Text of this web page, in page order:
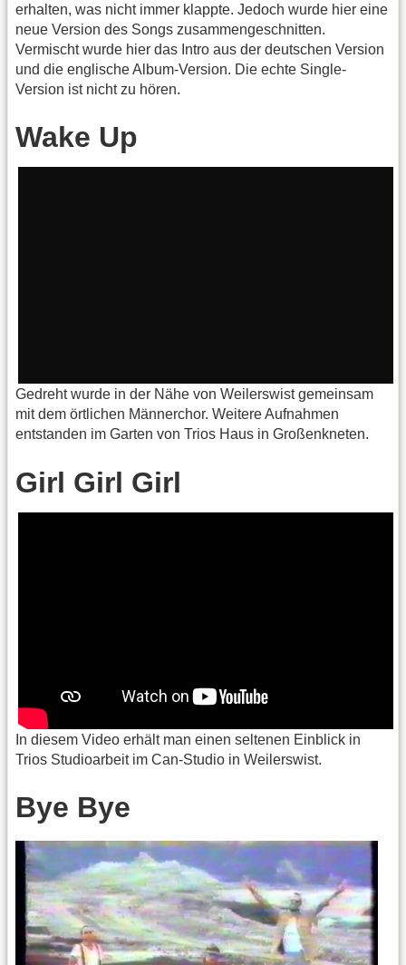
erhalten, was nicht immer klappte. Jedoch wurde hier eine
neue Version des Songs zusammengeschnitten.
Vermischt wurde hier das Intro aus der deutschen Version
und die englische Album-Version. Die echte Single-
Version ist nicht zu hören.
Wake Up
Gedreht wurde in der Nähe von Weilerswist gemeinsam
mit dem örtlichen Männerchor. Weitere Aufnahmen
entstanden im Garten von Trios Haus in Großenkneten.
Girl Girl Girl
In diesem Video erhält man einen seltenen Einblick in
Trios Studioarbeit im Can-Studio in Weilerswist.
Bye Bye